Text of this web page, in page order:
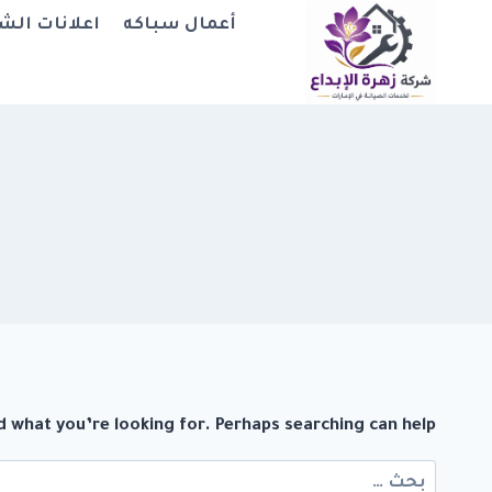
المحتوى
أعمال سباكه اعلانات
what you’re looking for. Perhaps searching can help.
البحث